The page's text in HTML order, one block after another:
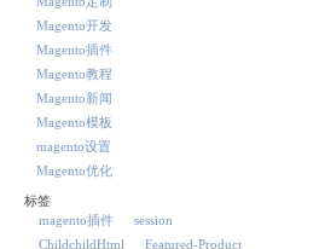
Magento开发
Magento插件
Magento教程
Magento新闻
Magento模板
magento设置
Magento优化
标签
magento插件
session
ChildchildHtml
Featured-Product